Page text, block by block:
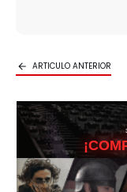
ARTICULO ANTERIOR